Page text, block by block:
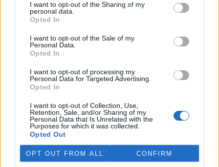
I want to opt-out of the Sharing of my
personal data.
Opted In
I want to opt-out of the Sale of my
Personal Data.
Opted In
I want to opt-out of processing my
Personal Data for Targeted Advertising.
Opted In
I want to opt-out of Collection, Use,
Retention, Sale, and/or Sharing of my
Personal Data that Is Unrelated with the
Purposes for which it was collected.
Opted Out
OPT OUT FROM ALL CONFIRM
krajiny v okolí Liberce a německé Žitavy. Na společném
přeshraničním projektu budou spolupracovat tři organizace:
Čmelák – Společnost přátel přírody, Centrum ochrany přírody
Žitavské hory a Mezinárodní centrum setkávání St. Marienthal,
uvedl předseda spolku Čmelák Jan Korytář.
Sklizeň bylinek na Pardubicku je náročná a trvá měsíce
2.8.2026 18:12 | KŘIČEŇ (ČTK)
běžných zemědělských plodin.
Zatímco obilí zvládnou
zemědělci sklidit během
několika týdnů, u bylinek práce trvá měsíce. V Křični na Pardubicku
o tom vědí své, na Statku Junek vrcholí jedna z nejnáročnějších
částí sezony. ČTK to řekla majitelka hospodářství Iva Junková.